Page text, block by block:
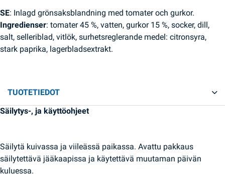
SE: Inlagd grönsaksblandning med tomater och gurkor.
Ingredienser: tomater 45 %, vatten, gurkor 15 %, socker, dill,
salt, selleriblad, vitlök, surhetsreglerande medel: citronsyra,
stark paprika, lagerbladsextrakt.
TUOTETIEDOT
Säilytys-, ja käyttöohjeet
Säilytä kuivassa ja viileässä paikassa. Avattu pakkaus
säilytettävä jääkaapissa ja käytettävä muutaman päivän
kuluessa.